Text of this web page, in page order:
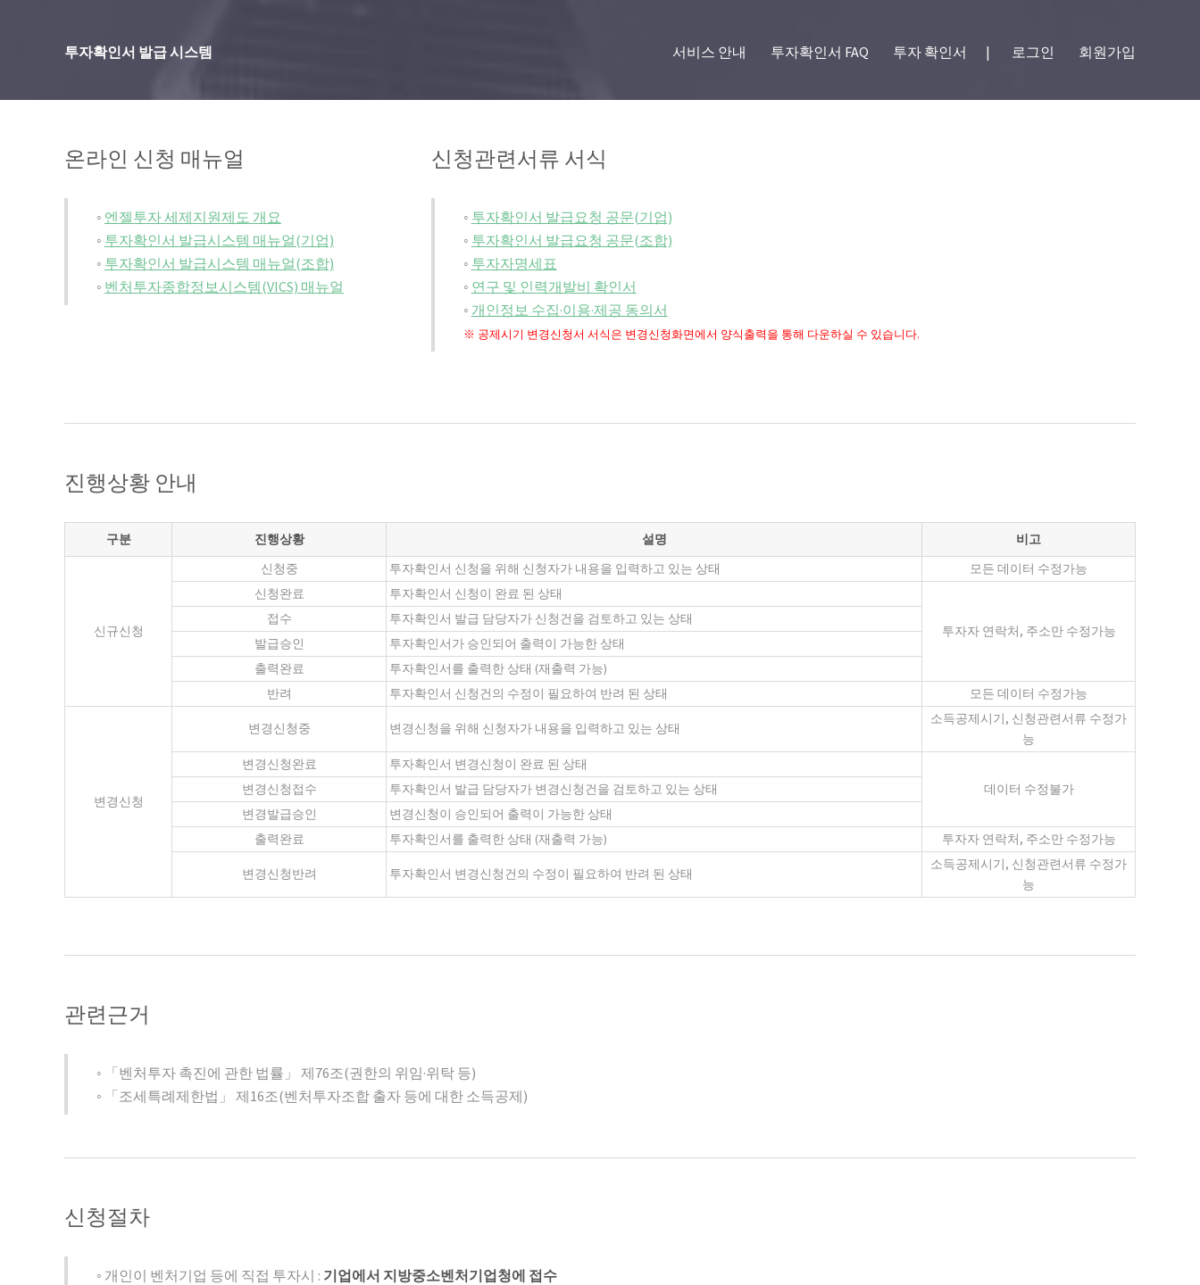
투자확인서 발급 시스템 서비스 안내 투자확인서 FAQ 투자 확인서 | 로그인 회원가입
온라인 신청 매뉴얼
◦ 엔젤투자 세제지원제도 개요
◦ 투자확인서 발급시스템 매뉴얼(기업)
◦ 투자확인서 발급시스템 매뉴얼(조합)
◦ 벤처투자종합정보시스템(VICS) 매뉴얼
신청관련서류 서식
◦ 투자확인서 발급요청 공문(기업)
◦ 투자확인서 발급요청 공문(조합)
◦ 투자자명세표
◦ 연구 및 인력개발비 확인서
◦ 개인정보 수집·이용·제공 동의서
※ 공제시기 변경신청서 서식은 변경신청화면에서 양식출력을 통해 다운하실 수 있습니다.
진행상황 안내
구분 진행상황 설명 비고
신규신청
신청중 투자확인서 신청을 위해 신청자가 내용을 입력하고 있는 상태
모든 데이터 수정가능
신청완료
투자확인서 신청이 완료 된 상태
투자자 연락처, 주소만 수정가능
접수
투자확인서 발급 담당자가 신청건을 검토하고 있는 상태
발급승인
투자확인서가 승인되어 출력이 가능한 상태
출력완료
투자확인서를 출력한 상태 (재출력 가능)
반려
투자확인서 신청건의 수정이 필요하여 반려 된 상태 모든 데이터 수정가능
변경신청
변경신청중 변경신청을 위해 신청자가 내용을 입력하고 있는 상태
소득공제시기, 신청관련서류 수정가
능
변경신청완료
투자확인서 변경신청이 완료 된 상태
데이터 수정불가
변경신청접수
투자확인서 발급 담당자가 변경신청건을 검토하고 있는 상태
변경발급승인
변경신청이 승인되어 출력이 가능한 상태
출력완료
투자확인서를 출력한 상태 (재출력 가능) 투자자 연락처, 주소만 수정가능
변경신청반려 투자확인서 변경신청건의 수정이 필요하여 반려 된 상태
소득공제시기, 신청관련서류 수정가
능
관련근거
◦ 「벤처투자 촉진에 관한 법률」 제76조(권한의 위임·위탁 등)
◦ 「조세특례제한법」 제16조(벤처투자조합 출자 등에 대한 소득공제)
신청절차
◦ 개인이 벤처기업 등에 직접 투자시 : 기업에서 지방중소벤처기업청에 접수